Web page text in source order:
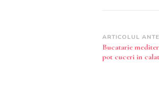
Navigare
în
articole
ARTICOLUL
Bucatarie
pot cuceri in